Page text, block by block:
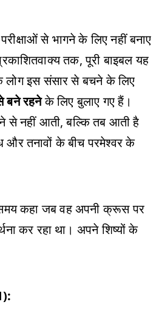
से भागने के लिए नहीं बनाए
तक, पूरी बाइबल यह
लोग इस संसार से बचने के लिए
बने रहनेके लिए बुलाए गए हैं।
से नहीं आती, बल्कि तब आती है
और तनावों के बीच परमेश्वर के
कहा जब वह अपनी क्रूस पर
कर रहा था। अपने शिष्यों के